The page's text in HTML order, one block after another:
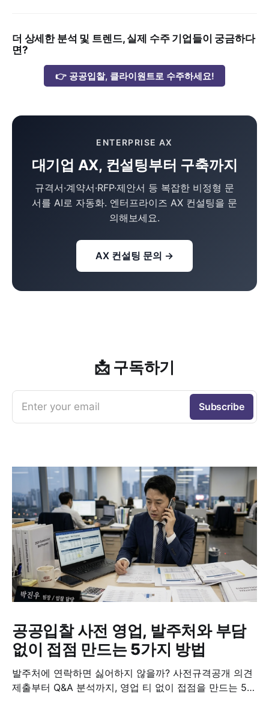
더 상세한 분석 및 트렌드, 실제 수주 기업들이 궁금하다
면?
👉 공공입찰, 클라이원트로 수주하세요!
ENTERPRISE AX
대기업 AX, 컨설팅부터 구축까지
규격서·계약서·RFP·제안서 등 복잡한 비정형 문
서를 AI로 자동화. 엔터프라이즈 AX 컨설팅을 문
의해보세요.
AX 컨설팅 문의 →
📩 구독하기
Enter your email Subscribe
공공입찰 사전 영업, 발주처와 부담
없이 접점 만드는 5가지 방법
발주처에 연락하면 싫어하지 않을까? 사전규격공개 의견
제출부터 Q&A 분석까지, 영업 티 없이 접점을 만드는 5가